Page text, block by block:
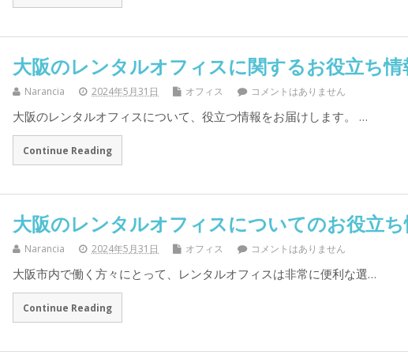
大阪のレンタルオフィスに関するお役立ち情
Narancia 2024年5月31日 オフィス コメントはありません
大阪のレンタルオフィスについて、役立つ情報をお届けします。 …
Continue Reading
大阪のレンタルオフィスについてのお役立ち
Narancia 2024年5月31日 オフィス コメントはありません
大阪市内で働く方々にとって、レンタルオフィスは非常に便利な選…
Continue Reading